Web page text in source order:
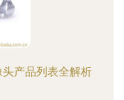
产品列表全解析